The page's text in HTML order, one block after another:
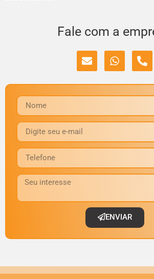
Fale com a
ENVIAR